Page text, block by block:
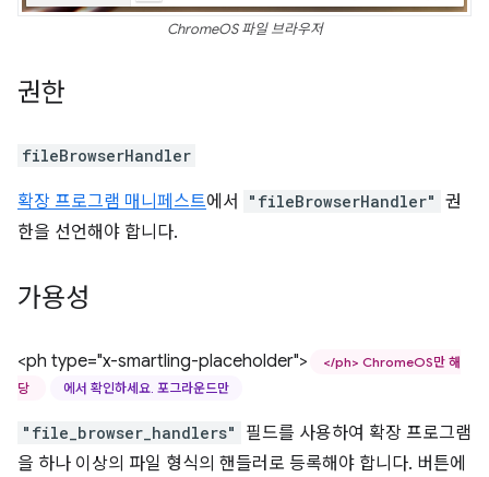
ChromeOS 파일 브라우저
권한
fileBrowserHandler
확장 프로그램 매니페스트에서 "fileBrowserHandler" 권
한을 선언해야 합니다.
가용성
<ph type="x-smartling-placeholder">
</ph> ChromeOS만 해
당
에서 확인하세요. 포그라운드만
"file_browser_handlers"
필드를 사용하여 확장 프로그램
을 하나 이상의 파일 형식의 핸들러로 등록해야 합니다. 버튼에